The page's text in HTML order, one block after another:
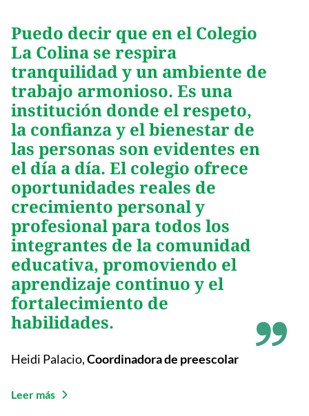
Puedo decir que en el Colegio
La Colina se respira
tranquilidad y un ambiente de
trabajo armonioso. Es una
institución donde el respeto,
la confianza y el bienestar de
las personas son evidentes en
el día a día. El colegio ofrece
oportunidades reales de
crecimiento personal y
profesional para todos los
integrantes de la comunidad
educativa, promoviendo el
aprendizaje continuo y el
fortalecimiento de
habilidades.
Heidi Palacio,Coordinadora de preescolar
Leer más